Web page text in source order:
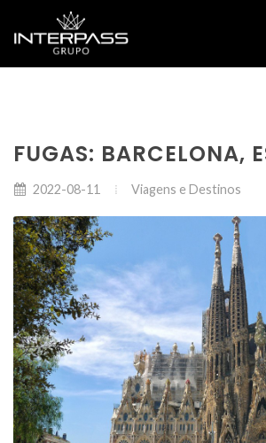
FUGAS: BARCELONA,
2022-08-11 Viagens e Destinos